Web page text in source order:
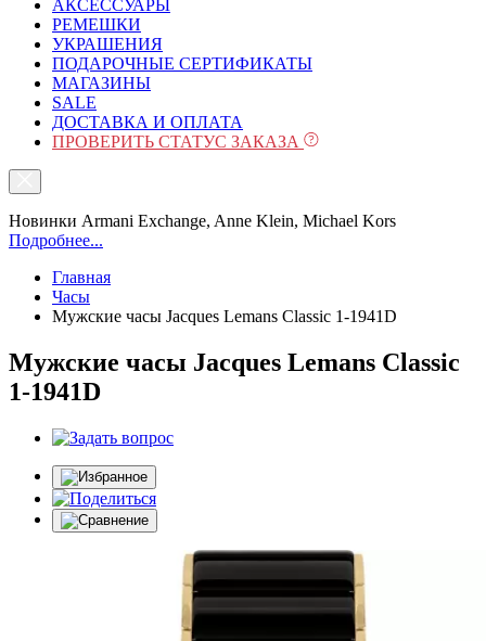
АКСЕССУАРЫ
РЕМЕШКИ
УКРАШЕНИЯ
ПОДАРОЧНЫЕ СЕРТИФИКАТЫ
МАГАЗИНЫ
SALE
ДОСТАВКА И ОПЛАТА
ПРОВЕРИТЬ СТАТУС ЗАКАЗА
Новинки Armani Exchange, Anne Klein, Michael Kors
Подробнее...
Главная
Часы
Мужские часы Jacques Lemans Classic 1-1941D
Мужские часы Jacques Lemans Classic
1-1941D